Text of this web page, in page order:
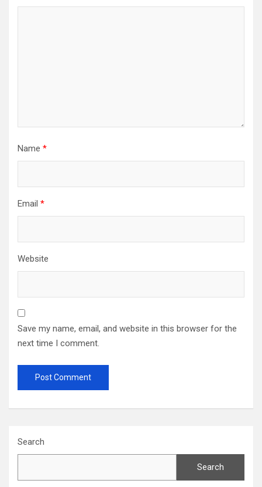
Name *
Email *
Website
Save my name, email, and website in this browser for the
next time I comment.
Search
Search